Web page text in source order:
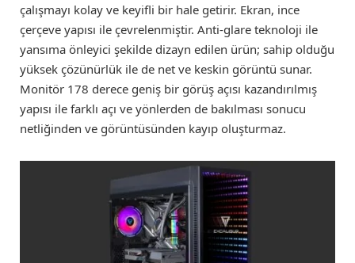
çalışmayı kolay ve keyifli bir hale getirir. Ekran, ince
çerçeve yapısı ile çevrelenmiştir. Anti-glare teknoloji ile
yansıma önleyici şekilde dizayn edilen ürün; sahip olduğu
yüksek çözünürlük ile de net ve keskin görüntü sunar.
Monitör 178 derece geniş bir görüş açısı kazandırılmış
yapısı ile farklı açı ve yönlerden de bakılması sonucu
netliğinden ve görüntüsünden kayıp oluşturmaz.